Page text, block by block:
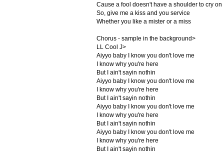
Cause a fool doesn't have a shoulder to cry on
So, give me a kiss and you service
Whether you like a mister or a miss
Chorus - sample in the background>
LL Cool J>
Aiyyo baby I know you don't love me
I know why you're here
But I ain't sayin nothin
Aiyyo baby I know you don't love me
I know why you're here
But I ain't sayin nothin
Aiyyo baby I know you don't love me
I know why you're here
But I ain't sayin nothin
Aiyyo baby I know you don't love me
I know why you're here
But I ain't sayin nothin